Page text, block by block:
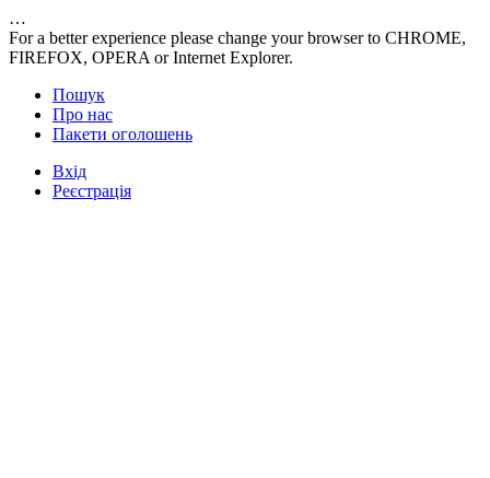
…
For a better experience please change your browser to CHROME,
FIREFOX, OPERA or Internet Explorer.
Пошук
Про нас
Пакети оголошень
Вхід
Реєстрація